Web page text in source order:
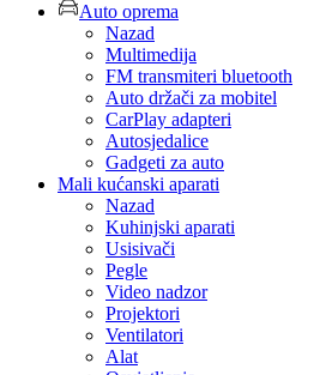
Auto oprema
Nazad
Multimedija
FM transmiteri bluetooth
Auto držači za mobitel
CarPlay adapteri
Autosjedalice
Gadgeti za auto
Mali kućanski aparati
Nazad
Kuhinjski aparati
Usisivači
Pegle
Video nadzor
Projektori
Ventilatori
Alat